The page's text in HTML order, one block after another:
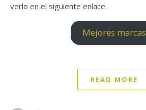
verlo en el siguiente enlace.
Mejores marcas
READ MORE